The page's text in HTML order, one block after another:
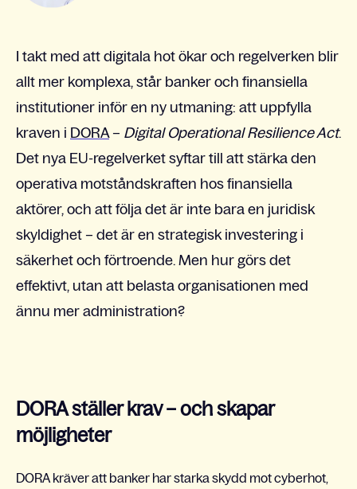
I takt med att digitala hot ökar och regelverken blir
allt mer komplexa, står banker och finansiella
institutioner inför en ny utmaning: att uppfylla
kraven i DORA– Digital Operational Resilience Act.
Det nya EU-regelverket syftar till att stärka den
operativa motståndskraften hos finansiella
aktörer, och att följa det är inte bara en juridisk
skyldighet – det är en strategisk investering i
säkerhet och förtroende. Men hur görs det
effektivt, utan att belasta organisationen med
ännu mer administration?
DORA ställer krav – och skapar
möjligheter
DORA kräver att banker har starka skydd mot cyberhot,